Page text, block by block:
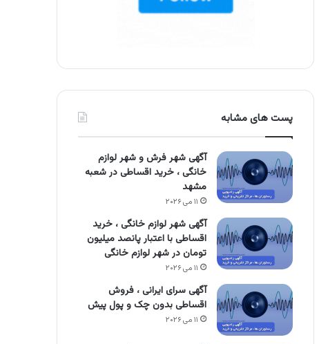
پست های مشابه
آگهی شهر فرش و شهر لوازم
خانگی ، خرید اقساطی در شعبه
مشهد
۱۱ می ۲۰۲۶
آگهی شهر لوازم خانگی ، خرید
اقساطی با اعتبار پانصد میلیون
تومان در شهر لوازم خانگی
۱۱ می ۲۰۲۶
آگهی سرای ایرانی ، فروش
اقساطی بدون چک و پول پیش
۱۱ می ۲۰۲۶